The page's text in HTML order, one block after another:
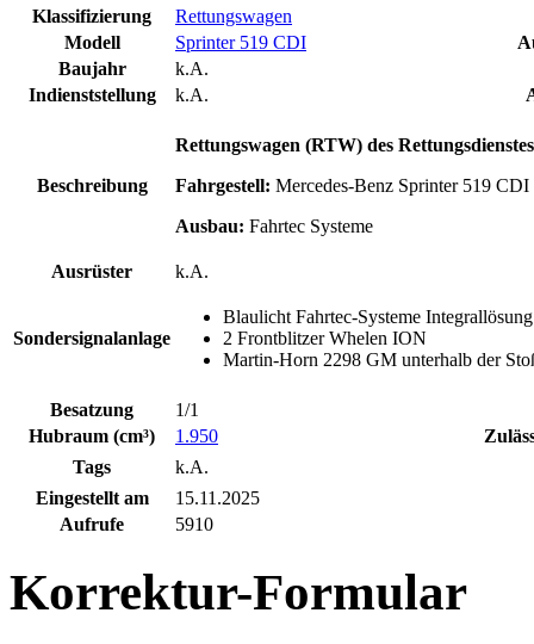
Klassifizierung
Rettungswagen
Modell
Sprinter 519 CDI
Baujahr
k.A.
Indienststellung
k.A.
Beschreibung
Rettungswagen (RTW) des
Fahrgestell: Mercedes-Benz Sprinter 519 CDI
Ausbau: Fahrtec Systeme
Ausrüster k.A.
Sondersignalanlage
Blaulicht Fahrtec-Systeme
2 Frontblitzer Whelen ION
Martin-Horn 2298 GM unterhalb der
Besatzung
1/1
Hubraum (cm³)
1.950
Tags
k.A.
Eingestellt am
15.11.2025
Aufrufe
5910
Korrektur-Formular